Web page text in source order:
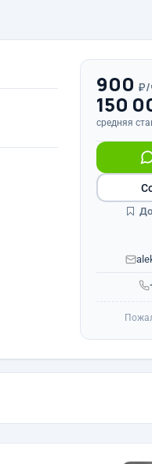
900 ₽/
150
средняя